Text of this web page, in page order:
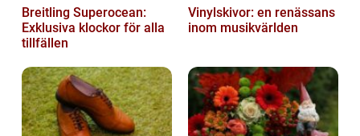
Breitling Superocean:
Exklusiva klockor för alla
tillfällen
Vinylskivor: en renässans
inom musikvärlden